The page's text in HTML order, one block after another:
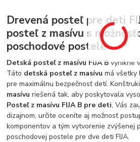
Drevená posteľ pre deti
posteľ z masívu s
poschodové postele
Detská posteľ z masívu FIJA Bvynikne
Táto detská posteľ z masívumá všetky
pre maximálnu bezpečnosť detí.
masívuriešená tak, aby poskytovala
Posteľ z masívu FIJA B pre deti, Vás
dizajnom, určite oceníte aj možnosť
komponentov a tým vytvorenie zvýšenej
poschodovej postele pre dve deti FIJA.